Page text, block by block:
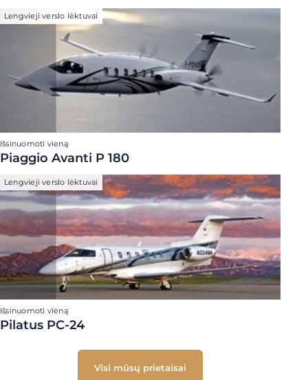
Lengvieji verslo lėktuvai
Išsinuomoti vieną
Piaggio Avanti P 180
Lengvieji verslo lėktuvai
Išsinuomoti vieną
Pilatus PC-24
Visi mūsų prietaisai